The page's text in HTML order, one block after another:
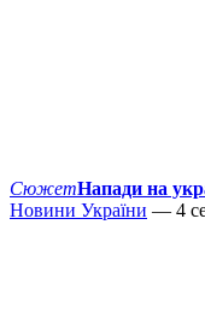
СюжетНапади на
Новини України — 4